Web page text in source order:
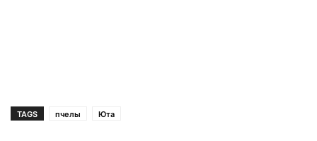
TAGS пчелы Юта